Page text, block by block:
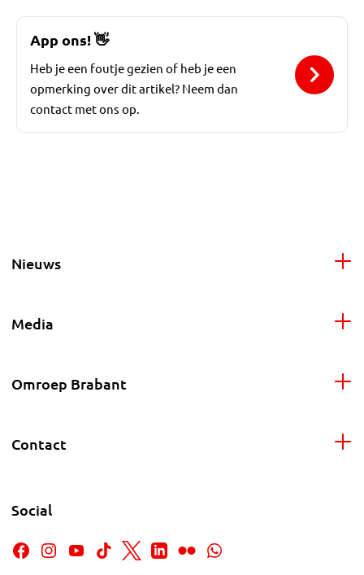
App ons!👋
Heb je een foutje gezien of heb je een
opmerking over dit artikel? Neem dan
contact met ons op.
Nieuws
Media
Omroep Brabant
Contact
Social